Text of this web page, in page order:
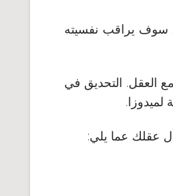
سوف يراقب نفسيته
العقل. التحديق في
لميدوزا.
عقلك عما يلي: